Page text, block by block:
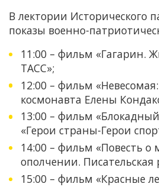
В лектории Исторического
показы военно-
11:00 – фильм «Гагарин.
ТАСС»;
12:00 – фильм
космонавта Елены
13:00 – фильм
«Герои страны-Герои
14:00 – фильм «Повесть о
ополчении. Писательская
15:00 – фильм «Красные